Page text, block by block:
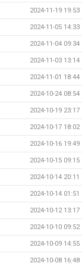
2024-11-19 19:53
2024-11-05 14:33
2024-11-04 09:34
2024-11-03 13:14
2024-11-01 18:44
2024-10-24 08:54
2024-10-19 23:17
2024-10-17 18:02
2024-10-16 19:49
2024-10-15 09:15
2024-10-14 20:11
2024-10-14 01:51
2024-10-12 13:17
2024-10-10 09:52
2024-10-09 14:55
2024-10-08 16:48